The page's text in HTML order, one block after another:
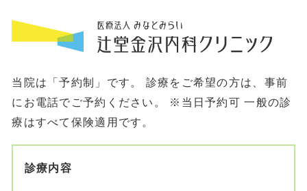
当院は「予約制」です。 診療をご希望の方は、事前
にお電話でご予約ください。 ※当日予約可一般の診
療はすべて保険適用です。
診療内容